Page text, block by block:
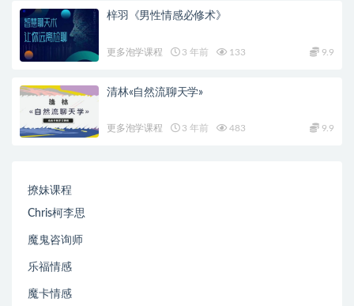
梓羽《男性情感必修术》
更多泡学课程 3 年前 133 9.9
清林«自然流聊天学»
更多泡学课程 3 年前 483 9.9
撩妹课程
Chris柯李思
魔鬼咨询师
乐福情感
魔卡情感